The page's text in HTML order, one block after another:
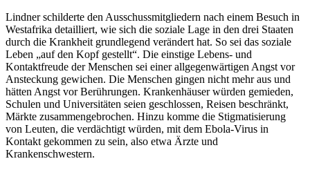
Lindner schilderte den Ausschussmitgliedern nach einem Besuch in
Westafrika detailliert, wie sich die soziale Lage in den drei Staaten
durch die Krankheit grundlegend verändert hat. So sei das soziale
Leben „auf den Kopf gestellt“. Die einstige Lebens- und
Kontaktfreude der Menschen sei einer allgegenwärtigen Angst vor
Ansteckung gewichen. Die Menschen gingen nicht mehr aus und
hätten Angst vor Berührungen. Krankenhäuser würden gemieden,
Schulen und Universitäten seien geschlossen, Reisen beschränkt,
Märkte zusammengebrochen. Hinzu komme die Stigmatisierung
von Leuten, die verdächtigt würden, mit dem Ebola-Virus in
Kontakt gekommen zu sein, also etwa Ärzte und
Krankenschwestern.